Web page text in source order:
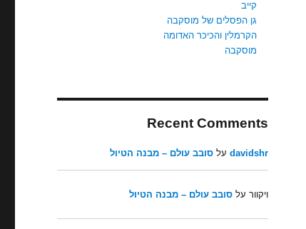
קייב
גן הפסלים של מוסקבה
הקרמלין והכיכר האדומה
מוסקבה
Recent Comments
davidshrעל סובב עולם – מבנה הטיול
ויקוורעל סובב עולם – מבנה הטיול